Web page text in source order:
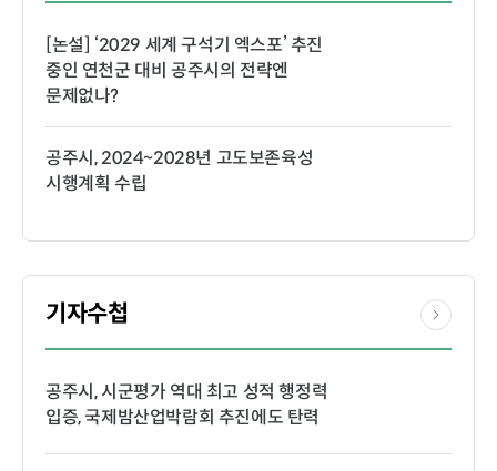
[논설] ‘2029 세계 구석기 엑스포’ 추진
중인 연천군 대비 공주시의 전략엔
문제없나?
공주시, 2024~2028년 고도보존육성
시행계획 수립
기자수첩
공주시, 시군평가 역대 최고 성적 행정력
입증, 국제밤산업박람회 추진에도 탄력